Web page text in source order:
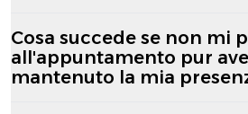
Cosa succede se non mi
all'appuntamento pur
mantenuto la mia